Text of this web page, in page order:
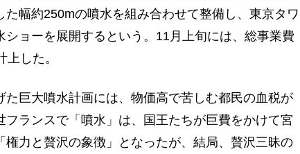
た幅約250mの噴水を組み合わせて整備し、東京タワ
ショーを展開するという。11月上旬には、総事業費
した。
巨大噴水計画には、物価高で苦しむ都民の血税が
フランスで「噴水」は、国王たちが巨費をかけて宮
権力と贅沢の象徴」となったが、結局、贅沢三昧の